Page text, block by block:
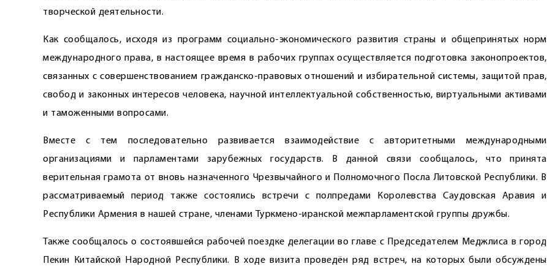
творческой деятельности.
Как сообщалось, исходя из программ социально-экономического развития страны и общепринятых норм
международного права, в настоящее время в рабочих группах осуществляется подготовка законопроектов,
связанных с совершенствованием гражданско-правовых отношений и избирательной системы, защитой прав,
свобод и законных интересов человека, научной интеллектуальной собственностью, виртуальными активами
и таможенными вопросами.
Вместе с тем последовательно развивается взаимодействие с авторитетными международными
организациями и парламентами зарубежных государств. В данной связи сообщалось, что принята
верительная грамота от вновь назначенного Чрезвычайного и Полномочного Посла Литовской Республики. В
рассматриваемый период также состоялись встречи с полпредами Королевства Саудовская Аравия и
Республики Армения в нашей стране, членами Туркмено-иранской межпарламентской группы дружбы.
Также сообщалось о состоявшейся рабочей поездке делегации во главе с Председателем Меджлиса в город
Пекин Китайской Народной Республики. В ходе визита проведён ряд встреч, на которых были обсуждены